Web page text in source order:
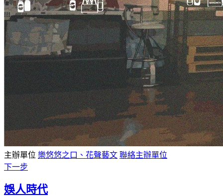
主辦單位 樂悠悠之口、花聲藝文 聯絡主辦單位
下一步
娛人時代